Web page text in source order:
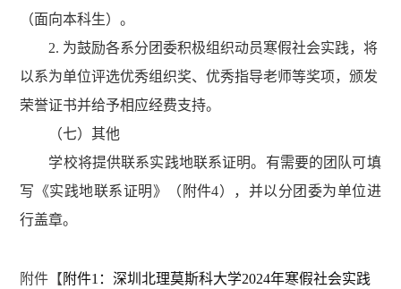
（面向本科生）。
2. 为鼓励各系分团委积极组织动员寒假社会实践，将
以系为单位评选优秀组织奖、优秀指导老师等奖项，颁发
荣誉证书并给予相应经费支持。
（七）其他
学校将提供联系实践地联系证明。有需要的团队可填
写《实践地联系证明》（附件4），并以分团委为单位进
行盖章。
附件【 附件1：深圳北理莫斯科大学2024年寒假社会实践